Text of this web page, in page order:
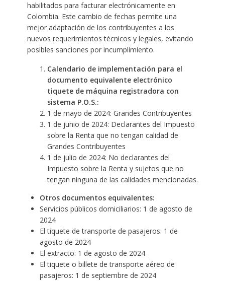
habilitados para facturar electrónicamente en
Colombia. Este cambio de fechas permite una
mejor adaptación de los contribuyentes a los
nuevos requerimientos técnicos y legales, evitando
posibles sanciones por incumplimiento.
Calendario de implementación para el
documento equivalente electrónico
tiquete de máquina registradora con
sistema P.O.S.:
1 de mayo de 2024: Grandes Contribuyentes
1 de junio de 2024: Declarantes del Impuesto
sobre la Renta que no tengan calidad de
Grandes Contribuyentes
1 de julio de 2024: No declarantes del
Impuesto sobre la Renta y sujetos que no
tengan ninguna de las calidades mencionadas.
Otros documentos equivalentes:
Servicios públicos domiciliarios: 1 de agosto de
2024
El tiquete de transporte de pasajeros: 1 de
agosto de 2024
El extracto: 1 de agosto de 2024
El tiquete o billete de transporte aéreo de
pasajeros: 1 de septiembre de 2024